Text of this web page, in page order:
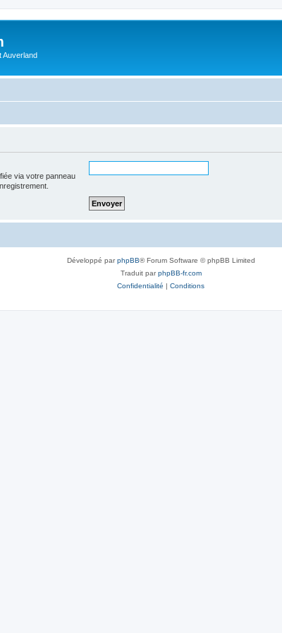
Auverland
via votre panneau
Développé parphpBB® Forum Software © phpBB Limited
Traduit parphpBB-fr.com
Confidentialité | Conditions